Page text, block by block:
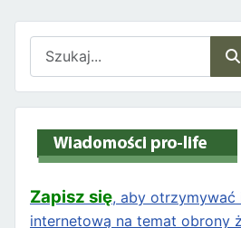
Zapisz się, aby otrzymywać
internetową na temat obrony